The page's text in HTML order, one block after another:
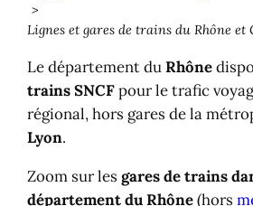
Lignes et gares de trains du Rhône et
Le département duRhône
trains SNCFpour le trafic
régional, hors gares de la
Lyon.
Zoom sur lesgares de trains
département du Rhône(hors